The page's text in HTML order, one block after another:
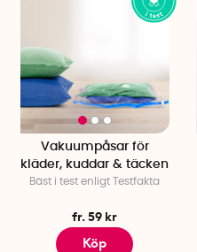
Vakuumpåsar för
kläder, kuddar & täcken
Bäst i test enligt Testfakta
fr. 59 kr
Köp